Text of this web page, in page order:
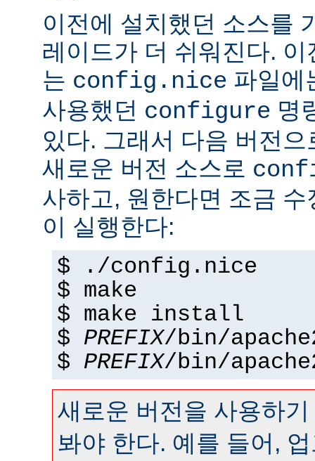
이전에 설치했던 소스를
레이드가 더 쉬워진다.
는 config.nice 파일에
사용했던 configure 명
있다. 그래서 다음 버전
새로운 버전 소스로
사하고, 원한다면 조금
이 실행한다:
$ ./config.nice
$ make
$ make install
$ PREFIX/bin/
$ PREFIX/bin/
새로운 버전을 사용하
봐야 한다. 예를 들어,